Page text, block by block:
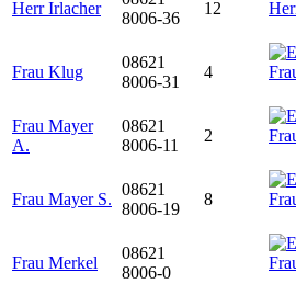
Herr Irlacher
8006-36
12
Frau Klug
08621
8006-31
4
Frau Mayer
A.
08621
8006-11
2
Frau Mayer S.
08621
8006-19
8
Frau Merkel
08621
8006-0